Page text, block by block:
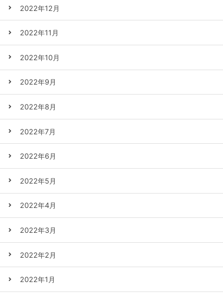
2022年12月
2022年11月
2022年10月
2022年9月
2022年8月
2022年7月
2022年6月
2022年5月
2022年4月
2022年3月
2022年2月
2022年1月